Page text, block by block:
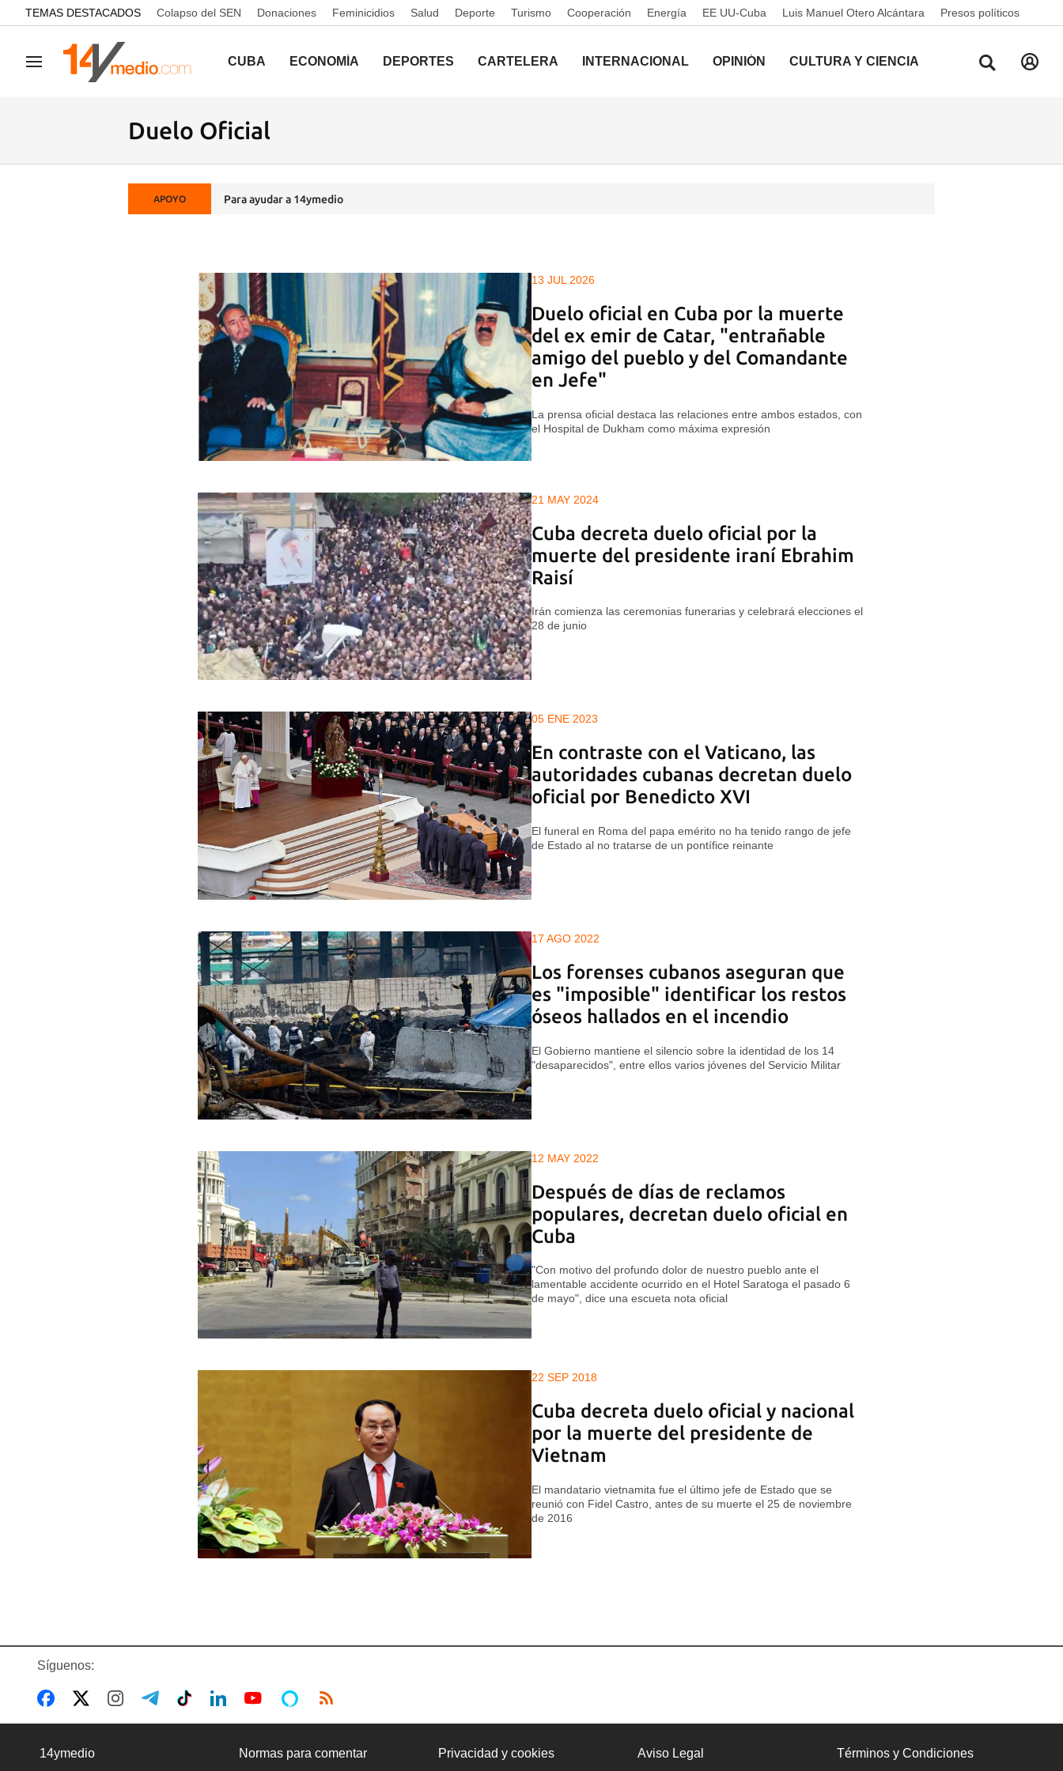
common.go-to-content
TEMAS DESTACADOS Colapso del SEN Donaciones Feminicidios Salud Deporte Turismo Cooperación Energía EE UU-Cuba Luis Manuel Otero Alcántara Presos políticos
Navegación CUBA ECONOMÍA DEPORTES CARTELERA INTERNACIONAL OPINIÓN CULTURA Y CIENCIA
Duelo Oficial
APOYO Para ayudar a 14ymedio
13 JUL 2026
Duelo oficial en Cuba por la muerte
del ex emir de Catar, "entrañable
amigo del pueblo y del Comandante
en Jefe"
La prensa oficial destaca las relaciones entre ambos estados, con
el Hospital de Dukham como máxima expresión
21 MAY 2024
Cuba decreta duelo oficial por la
muerte del presidente iraní Ebrahim
Raisí
Irán comienza las ceremonias funerarias y celebrará elecciones el
28 de junio
05 ENE 2023
En contraste con el Vaticano, las
autoridades cubanas decretan duelo
oficial por Benedicto XVI
El funeral en Roma del papa emérito no ha tenido rango de jefe
de Estado al no tratarse de un pontífice reinante
17 AGO 2022
Los forenses cubanos aseguran que
es "imposible" identificar los restos
óseos hallados en el incendio
El Gobierno mantiene el silencio sobre la identidad de los 14
"desaparecidos", entre ellos varios jóvenes del Servicio Militar
12 MAY 2022
Después de días de reclamos
populares, decretan duelo oficial en
Cuba
"Con motivo del profundo dolor de nuestro pueblo ante el
lamentable accidente ocurrido en el Hotel Saratoga el pasado 6
de mayo", dice una escueta nota oficial
22 SEP 2018
Cuba decreta duelo oficial y nacional
por la muerte del presidente de
Vietnam
El mandatario vietnamita fue el último jefe de Estado que se
reunió con Fidel Castro, antes de su muerte el 25 de noviembre
de 2016
Síguenos:
14ymedio Normas para comentar Privacidad y cookies Aviso Legal Términos y Condiciones